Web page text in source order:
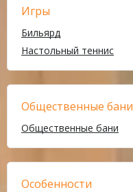
Игры
Бильярд
Настольный теннис
Общественные бани
Общественные бани
Особенности